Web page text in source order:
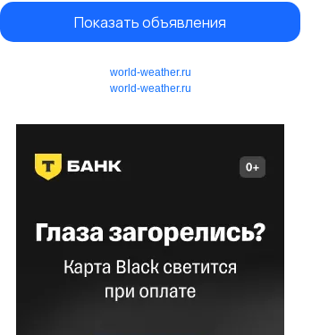
Показать объявления
world-weather.ru
world-weather.ru